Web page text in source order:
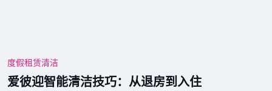
度假租赁清洁
爱彼迎智能清洁技巧：从退房到入住